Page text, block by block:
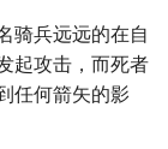
骑兵远远的在自
起攻击，而死者
任何箭矢的影